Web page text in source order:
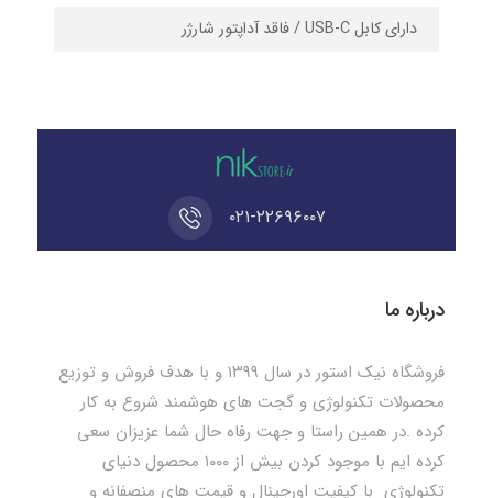
دارای کابل USB-C / فاقد آداپتور شارژر
۰۲۱-۲۲۶۹۶۰۰۷
درباره ما
فروشگاه نیک استور در سال ۱۳۹۹ و با هدف فروش و توزیع
محصولات تکنولوژی و گجت های هوشمند شروع به کار
کرده .در همین راستا و جهت رفاه حال شما عزیزان سعی
کرده ایم با موجود کردن بیش از ۱۰۰۰ محصول دنیای
تکنولوژی با کیفیت اورجینال و قیمت های منصفانه و